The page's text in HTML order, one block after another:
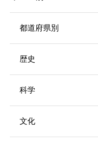
都道府県別
歴史
科学
文化